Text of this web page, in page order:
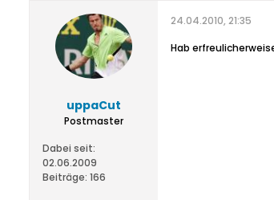
uppaCut
Postmaster
Dabei seit:
02.06.2009
Beiträge: 166
24.04.2010, 21:35
Hab